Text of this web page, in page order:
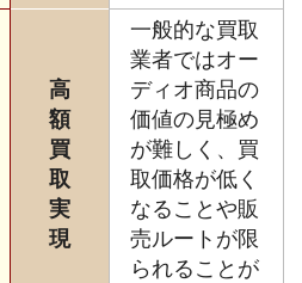
高
額
買
取
実
現
一般的な買取
業者ではオー
ディオ商品の
価値の見極め
が難しく、買
取価格が低く
なることや販
売ルートが限
られることが